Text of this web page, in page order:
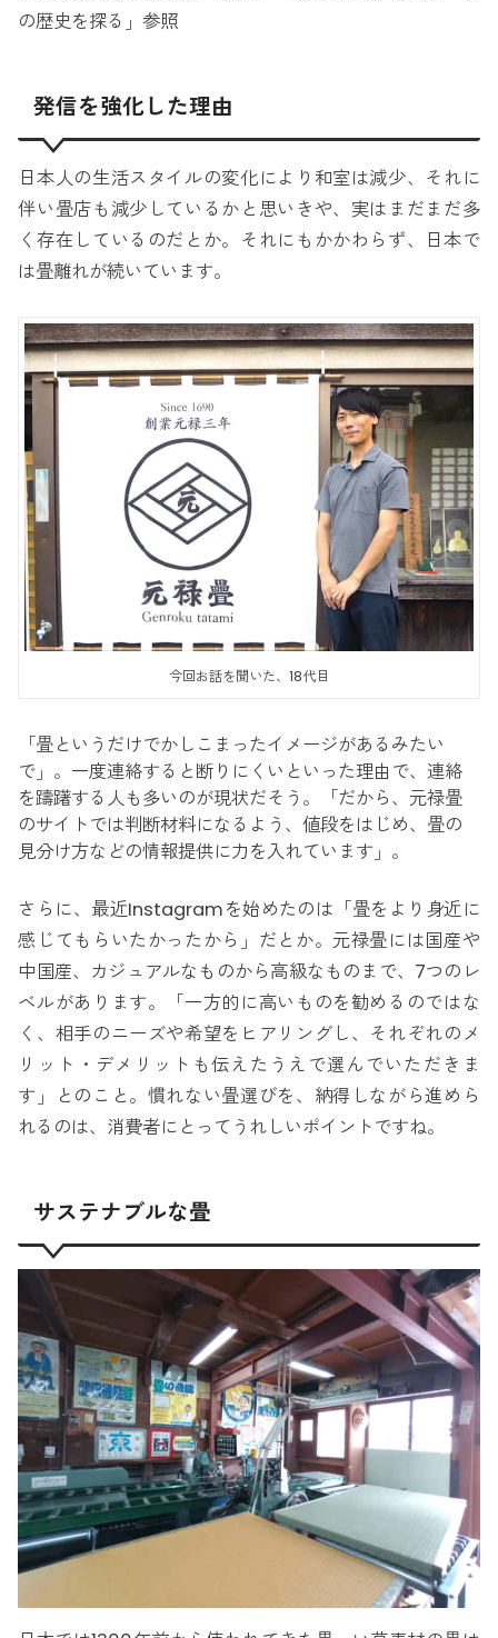
の歴史を探る」参照
発信を強化した理由
日本人の生活スタイルの変化により和室は減少、それに
伴い畳店も減少しているかと思いきや、実はまだまだ多
く存在しているのだとか。それにもかかわらず、日本で
は畳離れが続いています。
今回お話を聞いた、18代目
「畳というだけでかしこまったイメージがあるみたい
で」。一度連絡すると断りにくいといった理由で、連絡
を躊躇する人も多いのが現状だそう。「だから、元禄畳
のサイトでは判断材料になるよう、値段をはじめ、畳の
見分け方などの情報提供に力を入れています」。
さらに、最近Instagramを始めたのは「畳をより身近に
感じてもらいたかったから」だとか。元禄畳には国産や
中国産、カジュアルなものから高級なものまで、7つのレ
ベルがあります。「一方的に高いものを勧めるのではな
く、相手のニーズや希望をヒアリングし、それぞれのメ
リット・デメリットも伝えたうえで選んでいただきま
す」とのこと。慣れない畳選びを、納得しながら進めら
れるのは、消費者にとってうれしいポイントですね。
サステナブルな畳